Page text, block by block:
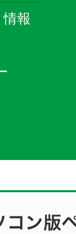
報